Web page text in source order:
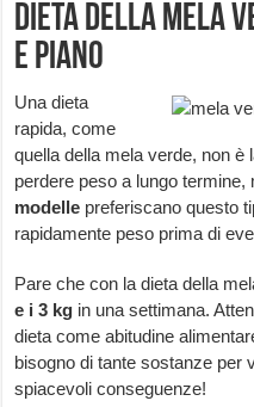
Dieta della mela
e piano
Una dieta
rapida, come
quella della mela verde, non è
perdere peso a lungo
modelle preferiscano questo
rapidamente peso prima di
Pare che con la dieta della
e i 3 kg in una settimana.
dieta come abitudine
bisogno di tante sostanze per
spiacevoli conseguenze!